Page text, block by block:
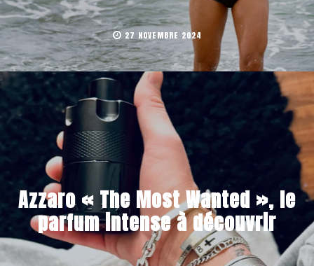
27 NOVEMBRE 2024
Azzaro « The Most Wanted », le
parfum intense à découvrir